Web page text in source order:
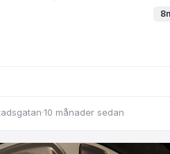
·10 månader sedan